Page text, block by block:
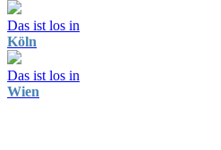
Das ist los in
Köln
Das ist los in
Wien